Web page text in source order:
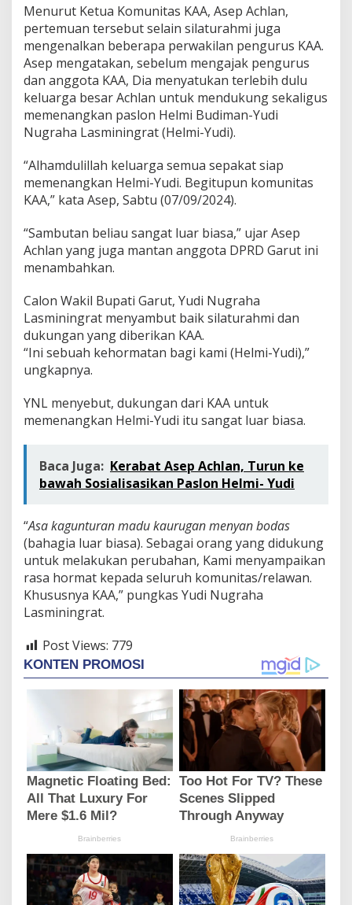
m
i
n
i
n
g
r
t
Menurut Ketua Komunitas KAA, Asep Achlan,
pertemuan tersebut selain silaturahmi juga
mengenalkan beberapa perwakilan pengurus KAA.
Asep mengatakan, sebelum mengajak pengurus
dan anggota KAA, Dia menyatukan terlebih dulu
keluarga besar Achlan untuk mendukung sekaligus
memenangkan paslon Helmi Budiman-Yudi
Nugraha Lasminingrat (Helmi-Yudi).
“Alhamdulillah keluarga semua sepakat siap
memenangkan Helmi-Yudi. Begitupun komunitas
KAA,” kata Asep, Sabtu (07/09/2024).
“Sambutan beliau sangat luar biasa,” ujar Asep
Achlan yang juga mantan anggota DPRD Garut ini
menambahkan.
Calon Wakil Bupati Garut, Yudi Nugraha
Lasminingrat menyambut baik silaturahmi dan
dukungan yang diberikan KAA.
“Ini sebuah kehormatan bagi kami (Helmi-Yudi),”
ungkapnya.
YNL menyebut, dukungan dari KAA untuk
memenangkan Helmi-Yudi itu sangat luar biasa.
Baca Juga: Kerabat Asep Achlan, Turun ke
bawah Sosialisasikan Paslon Helmi- Yudi
“Asa kagunturan madu kaurugan menyan bodas
(bahagia luar biasa). Sebagai orang yang didukung
untuk melakukan perubahan, Kami menyampaikan
rasa hormat kepada seluruh komunitas/relawan.
Khususnya KAA,” pungkas Yudi Nugraha
Lasminingrat.
Post Views: 779